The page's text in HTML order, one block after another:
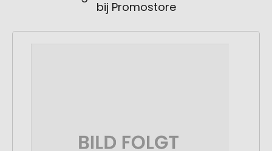
bij Promostore